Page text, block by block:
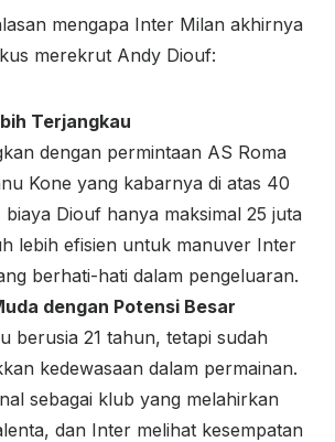
mengapa Inter Milan akhirnya
merekrut Andy Diouf:
Terjangkau
dengan permintaan AS Roma
Kone yang kabarnya di atas 40
Diouf hanya maksimal 25 juta
lebih efisien untuk manuver Inter
berhati-hati dalam pengeluaran.
dengan Potensi Besar
berusia 21 tahun, tetapi sudah
kedewasaan dalam permainan.
sebagai klub yang melahirkan
dan Inter melihat kesempatan